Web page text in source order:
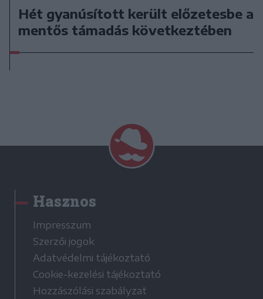
Hét gyanúsított került előzetesbe a
mentős támadás következtében
Hasznos
Impresszum
Szerzői jogok
Adatvédelmi tájékoztató
Cookie-kezelési tájékoztató
Hozzászólási szabályzat